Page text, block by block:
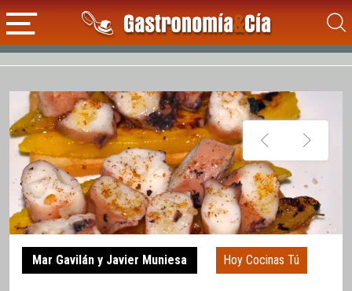
Mar Gavilán y Javier Muniesa Hoy Cocinas Tú